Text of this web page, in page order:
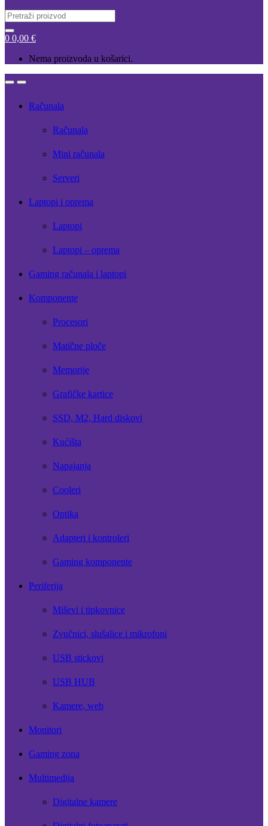
Search
for:
0 0,00 €
Nema proizvoda u košarici.
OpenClose
Računala
Računala
Mini računala
Serveri
Laptopi i oprema
Laptopi
Laptopi – oprema
Gaming računala i laptopi
Komponente
Procesori
Matične ploče
Memorije
Grafičke kartice
SSD, M2, Hard diskovi
Kućišta
Napajanja
Cooleri
Optika
Adapteri i kontroleri
Gaming komponente
Periferija
Miševi i tipkovnice
Zvučnici, slušalice i mikrofoni
USB stickovi
USB HUB
Kamere, web
Monitori
Gaming zona
Multimedija
Digitalne kamere